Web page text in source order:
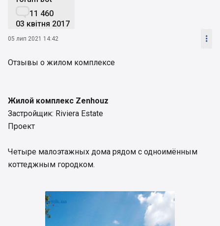
11 460
03 квітня 2017
05 лип 2021 14:42 
Отзывы о жилом комплексе
Жилой комплекс Zenhouz
Застройщик: Riviera Estate
Проект
Четыре малоэтажных дома рядом с одноимённым
коттеджным городком.